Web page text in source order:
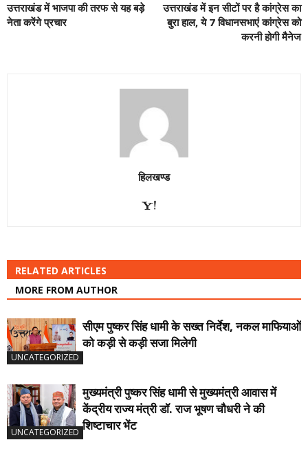
उत्तराखंड में भाजपा की तरफ से यह बड़े
नेता करेंगे प्रचार
उत्तराखंड में इन सीटों पर है कांग्रेस का
बुरा हाल, ये 7 विधानसभाएं कांग्रेस को
करनी होगी मैनेज
हिलखण्ड
RELATED ARTICLES
MORE FROM AUTHOR
UNCATEGORIZED
सीएम पुष्कर सिंह धामी के सख्त निर्देश, नकल माफियाओं
को कड़ी से कड़ी सजा मिलेगी
UNCATEGORIZED
मुख्यमंत्री पुष्कर सिंह धामी से मुख्यमंत्री आवास में
केंद्रीय राज्य मंत्री डॉ. राज भूषण चौधरी ने की
शिष्टाचार भेंट